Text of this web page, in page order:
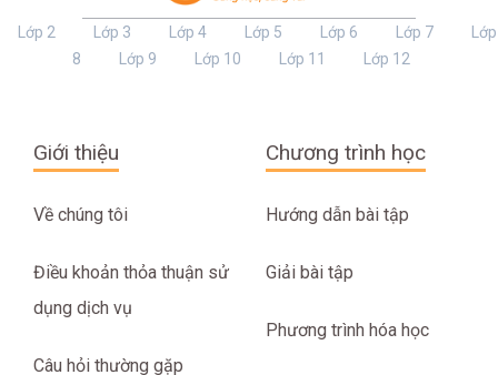
Lớp 2 Lớp 3 Lớp 4 Lớp 5 Lớp 6 Lớp 7
Lớp
8
Lớp 9 Lớp 10 Lớp 11 Lớp 12
Giới thiệu
Về chúng tôi
Điều khoản thỏa thuận sử
dụng dịch vụ
Câu hỏi thường gặp
Chương trình học
Hướng dẫn bài tập
Giải bài tập
Phương trình hóa học